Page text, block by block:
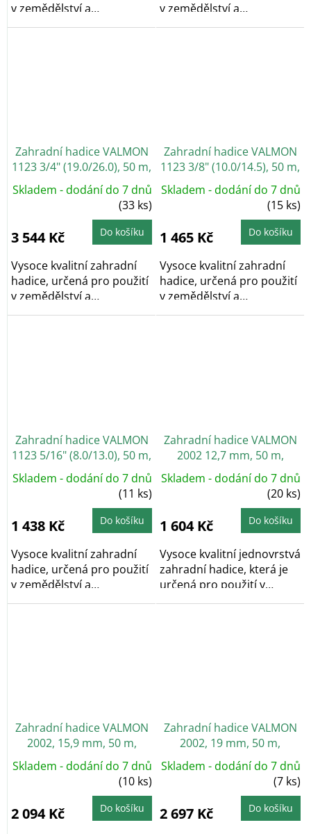
v zemědělství a
zahradnictví....
v zemědělství a
zahradnictví....
Zahradní hadice VALMON
1123 3/4" (19.0/26.0), 50 m,
průhledná
Skladem - dodání do 7 dnů
(33 ks)
3 544 Kč Do košíku
Vysoce kvalitní zahradní
hadice, určená pro použití
v zemědělství a
zahradnictví....
Zahradní hadice VALMON
1123 3/8" (10.0/14.5), 50 m,
průhledná
Skladem - dodání do 7 dnů
(15 ks)
1 465 Kč Do košíku
Vysoce kvalitní zahradní
hadice, určená pro použití
v zemědělství a
zahradnictví....
Zahradní hadice VALMON
1123 5/16" (8.0/13.0), 50 m,
průhledná
Skladem - dodání do 7 dnů
(11 ks)
1 438 Kč Do košíku
Vysoce kvalitní zahradní
hadice, určená pro použití
v zemědělství a
zahradnictví....
Zahradní hadice VALMON
2002 12,7 mm, 50 m,
průhledná
Skladem - dodání do 7 dnů
(20 ks)
1 604 Kč Do košíku
Vysoce kvalitní jednovrstvá
zahradní hadice, která je
určená pro použití v
zemědělství...
Zahradní hadice VALMON
2002, 15,9 mm, 50 m,
průhledná
Skladem - dodání do 7 dnů
(10 ks)
2 094 Kč Do košíku
Zahradní hadice VALMON
2002, 19 mm, 50 m,
průhledná
Skladem - dodání do 7 dnů
(7 ks)
2 697 Kč Do košíku